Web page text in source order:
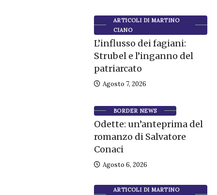
ARTICOLI DI MARTINO
CIANO
L’influsso dei fagiani:
Strubel e l’inganno del
patriarcato
Agosto 7, 2026
BORDER NEWS
Odette: un’anteprima del
romanzo di Salvatore
Conaci
Agosto 6, 2026
ARTICOLI DI MARTINO